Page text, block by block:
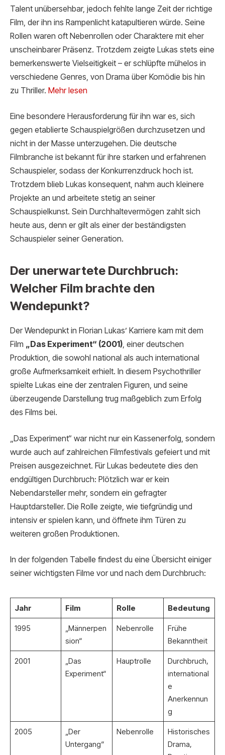
Talent unübersehbar, jedoch fehlte lange Zeit der richtige
Film, der ihn ins Rampenlicht katapultieren würde. Seine
Rollen waren oft Nebenrollen oder Charaktere mit eher
unscheinbarer Präsenz. Trotzdem zeigte Lukas stets eine
bemerkenswerte Vielseitigkeit – er schlüpfte mühelos in
verschiedene Genres, von Drama über Komödie bis hin
zu Thriller. Mehr lesen
Eine besondere Herausforderung für ihn war es, sich
gegen etablierte Schauspielgrößen durchzusetzen und
nicht in der Masse unterzugehen. Die deutsche
Filmbranche ist bekannt für ihre starken und erfahrenen
Schauspieler, sodass der Konkurrenzdruck hoch ist.
Trotzdem blieb Lukas konsequent, nahm auch kleinere
Projekte an und arbeitete stetig an seiner
Schauspielkunst. Sein Durchhaltevermögen zahlt sich
heute aus, denn er gilt als einer der beständigsten
Schauspieler seiner Generation.
Der unerwartete Durchbruch:
Welcher Film brachte den
Wendepunkt?
Der Wendepunkt in Florian Lukas’ Karriere kam mit dem
Film „Das Experiment“ (2001), einer deutschen
Produktion, die sowohl national als auch international
große Aufmerksamkeit erhielt. In diesem Psychothriller
spielte Lukas eine der zentralen Figuren, und seine
überzeugende Darstellung trug maßgeblich zum Erfolg
des Films bei.
„Das Experiment“ war nicht nur ein Kassenerfolg, sondern
wurde auch auf zahlreichen Filmfestivals gefeiert und mit
Preisen ausgezeichnet. Für Lukas bedeutete dies den
endgültigen Durchbruch: Plötzlich war er kein
Nebendarsteller mehr, sondern ein gefragter
Hauptdarsteller. Die Rolle zeigte, wie tiefgründig und
intensiv er spielen kann, und öffnete ihm Türen zu
weiteren großen Produktionen.
In der folgenden Tabelle findest du eine Übersicht einiger
seiner wichtigsten Filme vor und nach dem Durchbruch:
Jahr Film Rolle Bedeutung
1995
„Männerpen
sion“
Nebenrolle
Frühe
Bekanntheit
2001
„Das
Experiment“
Hauptrolle
Durchbruch,
international
e
Anerkennun
g
2005
„Der
Untergang“
Nebenrolle
Historisches
Drama,